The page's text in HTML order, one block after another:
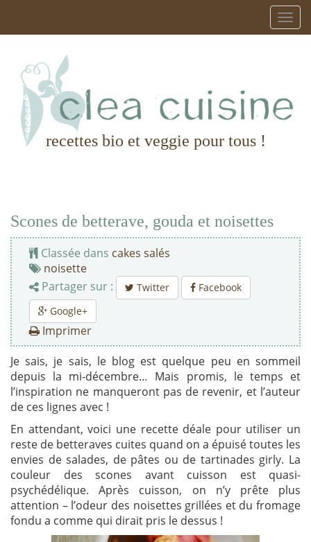
recettes bio et veggie pour tous !
Scones de betterave, gouda et noisettes
Classée dans cakes salés
noisette
Partager sur :
Twitter
Facebook
Google+
Imprimer
Je sais, je sais, le blog est quelque peu en sommeil
depuis la mi-décembre… Mais promis, le temps et
l’inspiration ne manqueront pas de revenir, et l’auteur
de ces lignes avec !
En attendant, voici une recette déale pour utiliser un
reste de betteraves cuites quand on a épuisé toutes les
envies de salades, de pâtes ou de tartinades girly. La
couleur des scones avant cuisson est quasi-
psychédélique. Après cuisson, on n’y prête plus
attention – l’odeur des noisettes grillées et du fromage
fondu a comme qui dirait pris le dessus !